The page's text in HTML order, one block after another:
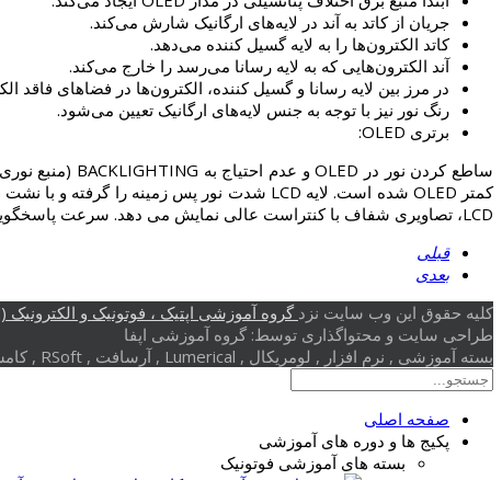
جریان از کاتد به آند در لایه‌های ارگانیک شارش می‌کند.
کاتد الکترون‌ها را به لایه گسیل کننده می‌دهد.
آند الکترون‌هایی که به لایه رسانا می‌رسد را خارج می‌کند.
در مرز بین لایه رسانا و گسیل کننده، الکترون‌ها در فضاهای فاقد
رنگ نور نیز با توجه به جنس لایه‌های ارگانیک تعیین می‌شود.
برتری OLED:
LCD، تصاویری شفاف با کنتراست عالی نمایش می دهد. سرعت پاسخگویی OLED بسیار بالاست و برخلاف LCD مشکل واماندگی و محو شدن تصویر در نمایش صحنه های سریع را ندارد.
قبلی
بعدی
کلیه حقوق این وب سایت نزد گروه آموزشی اپتیک ، فوتونیک و الکترونیک
طراحی سایت و محتواگذاری توسط: گروه آموزشی اپفا
بسته آموزشی , نرم افزار , لومریکال , Lumerical , آرسافت , RSoft , کامسول , Comsol , بلور فوتونی , کریستال فوتونی , گرافن , پلاسمونیک
صفحه اصلی
پکیج ها و دوره های آموزشی
بسته های آموزشی فوتونیک